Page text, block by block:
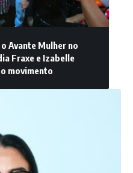
Avante Mulher no
Fraxe e Izabelle
movimento